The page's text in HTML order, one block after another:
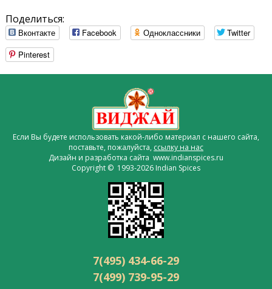
Поделиться:
Вконтакте Facebook Одноклассники
Twitter
Pinterest
Если Вы будете использовать какой-либо материал с нашего сайта,
поставьте, пожалуйста, ссылку на нас
Дизайн и разработка сайта www.indianspices.ru
Copyright © 1993-2026 Indian Spices
7(495) 434-66-29
7(499) 739-95-29